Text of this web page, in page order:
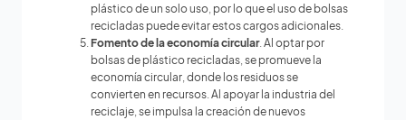
plástico de un solo uso, por lo que el uso de bolsas
recicladas puede evitar estos cargos adicionales.
Fomento de la economía circular. Al optar por
bolsas de plástico recicladas, se promueve la
economía circular, donde los residuos se
convierten en recursos. Al apoyar la industria del
reciclaje, se impulsa la creación de nuevos